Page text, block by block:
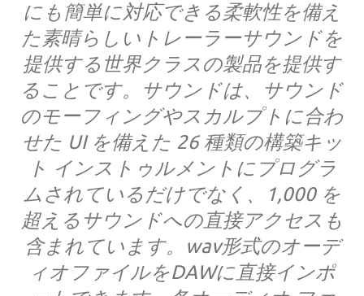
にも簡単に対応できる柔軟性を備え
た素晴らしいトレーラーサウンドを
提供する世界クラスの製品を提供す
ることです。サウンドは、サウンド
のモーフィングやスカルプトに合わ
せた UI を備えた 26 種類の構築キッ
ト インストゥルメントにプログラ
ムされているだけでなく、1,000 を
超えるサウンドへの直接アクセスも
含まれています。wav形式のオーデ
ィオファイルをDAWに直接インポ